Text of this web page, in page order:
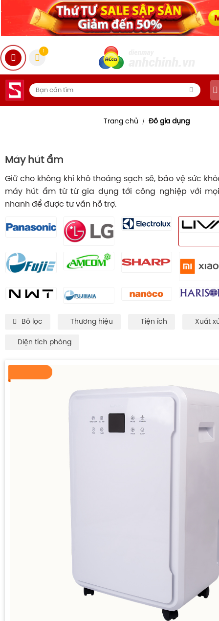
Trang chủ / Đồ gia dụng
Máy hút ẩm
Giữ cho không khí khô thoáng sạch sẽ, bảo vệ sức
máy hút ẩm từ từ gia dụng tới công nghiệp với
nhanh để được tư vấn hỗ trợ.
Bô lọc Thương hiệu Tiện ích Xuất
Diện tích phòng